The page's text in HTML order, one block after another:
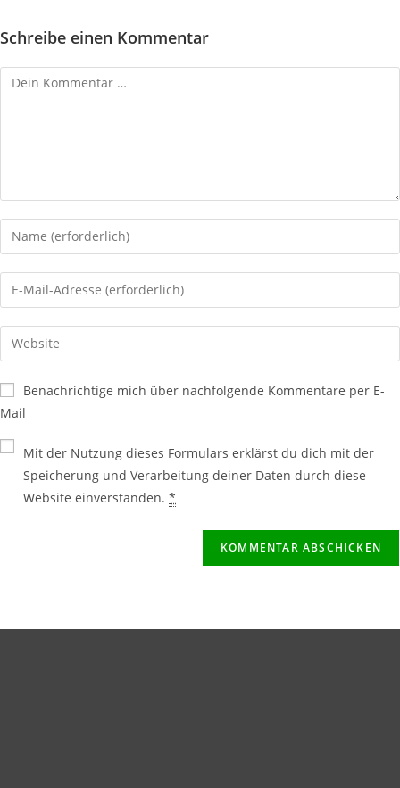
Schreibe einen Kommentar
Benachrichtige mich über nachfolgende Kommentare per E-
Mail
Mit der Nutzung dieses Formulars erklärst du dich mit der
Speicherung und Verarbeitung deiner Daten durch diese
Website einverstanden. *